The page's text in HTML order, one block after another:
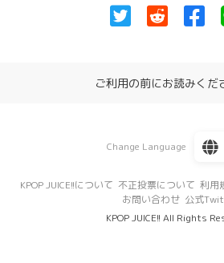
ご利用の前にお読みくだ
Change Language
KPOP JUICE!!について 不正投票について 利用
お問い合わせ 公式
KPOP JUICE!! All Rights